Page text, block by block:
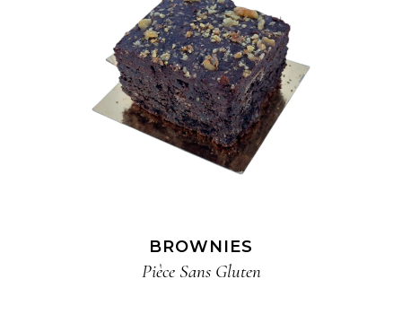
BROWNIES
Pièce​ Sans Gluten​